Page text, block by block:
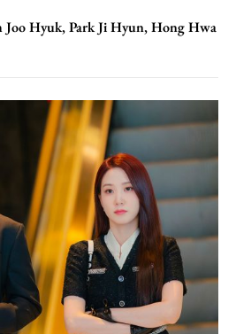
Joo Hyuk, Park Ji Hyun, Hong Hwa